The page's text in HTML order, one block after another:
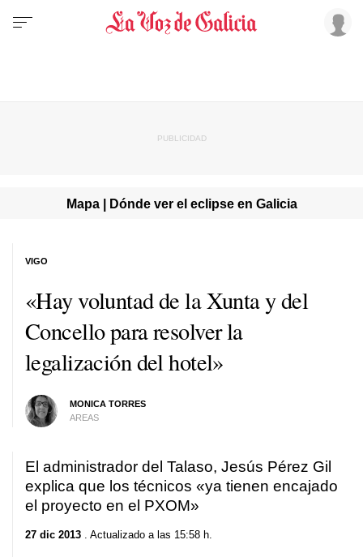
Mapa | Dónde ver el eclipse en Galicia
«Hay voluntad de la Xunta y del
Concello para resolver la
legalización del hotel»
MONICA TORRES
AREAS
VIGO
El administrador del Talaso, Jesús Pérez Gil
explica que los técnicos «ya tienen encajado
el proyecto en el PXOM»
27 dic 2013 . Actualizado a las 15:58 h.